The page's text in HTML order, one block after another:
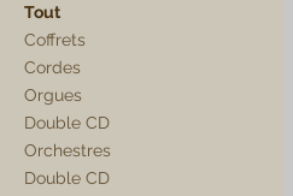
Tout
Coffrets
Cordes
Orgues
Double CD
Orchestres
Double CD